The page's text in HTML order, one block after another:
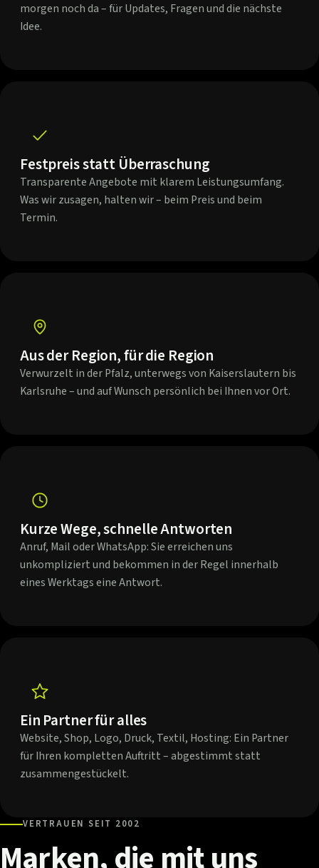
morgen noch da – für Updates, Fragen und die nächste
Idee.
Festpreis statt Überraschung
Transparente Angebote mit klarem Leistungsumfang.
Was wir zusagen, halten wir – beim Preis und beim
Termin.
Aus der Region, für die Region
Verwurzelt in der Pfalz, unterwegs von Kaiserslautern bis
Karlsruhe – und auf Wunsch persönlich bei Ihnen vor Ort.
Kurze Wege, schnelle Antworten
Anruf, Mail oder WhatsApp: Sie erreichen uns
unkompliziert und bekommen in der Regel innerhalb
eines Werktags eine Antwort.
Ein Partner für alles
Website, Shop, Logo, Druck, Textil, Hosting: Ein Partner
für Ihren kompletten Auftritt – abgestimmt statt
zusammengestückelt.
VERTRAUEN SEIT 2002
Marken,die mituns